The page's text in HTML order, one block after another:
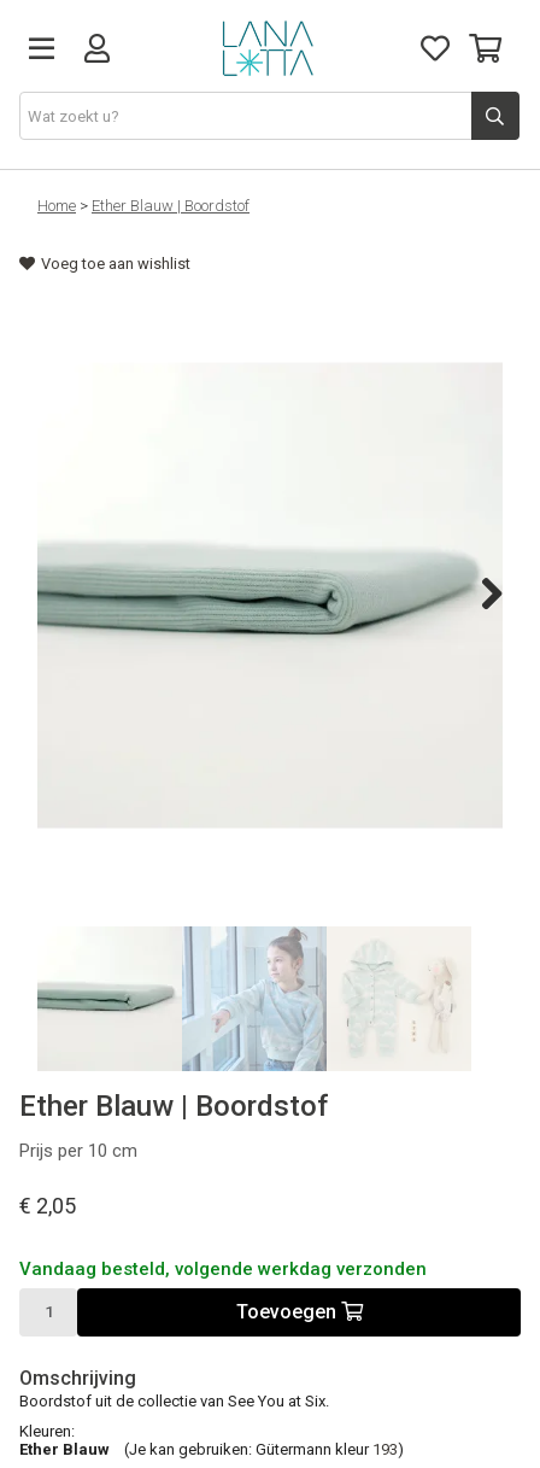
Stoffen
Fournituren
Tips & tricks
Home > Ether Blauw | Boordstof
Voeg toe aan wishlist
Ether Blauw | Boordstof
Prijs per 10 cm
€ 2,05
Vandaag besteld, volgende werkdag verzonden
Toevoegen
Omschrijving
Boordstof uit de collectie van See You at Six.
Kleuren:
Ether Blauw (Je kan gebruiken: Gütermann kleur 193)